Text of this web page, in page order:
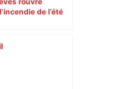
de l’été